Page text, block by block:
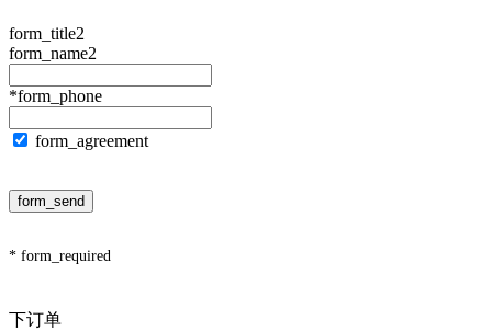
form_title2
form_name2
*form_phone
form_agreement
form_send
* form_required
下订单